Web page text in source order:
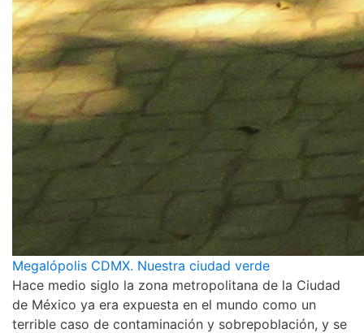
Megalópolis CDMX. Nuestra ciudad verde
Hace medio siglo la zona metropolitana de la Ciudad
de México ya era expuesta en el mundo como un
terrible caso de contaminación y sobrepoblación, y se